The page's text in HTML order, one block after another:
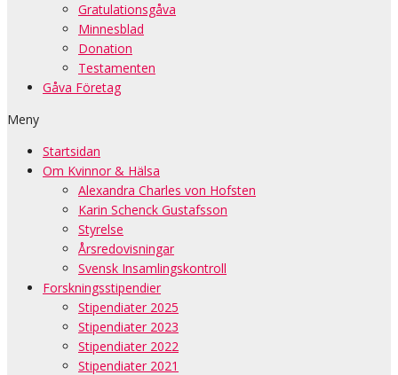
Gratulationsgåva
Minnesblad
Donation
Testamenten
Gåva Företag
Meny
Startsidan
Om Kvinnor & Hälsa
Alexandra Charles von Hofsten
Karin Schenck Gustafsson
Styrelse
Årsredovisningar
Svensk Insamlingskontroll
Forskningsstipendier
Stipendiater 2025
Stipendiater 2023
Stipendiater 2022
Stipendiater 2021